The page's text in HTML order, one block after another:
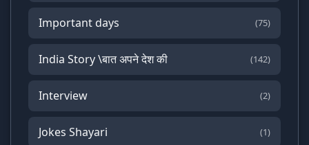
Important days (75)
India Story \बात अपने देश की (142)
Interview (2)
Jokes Shayari (1)